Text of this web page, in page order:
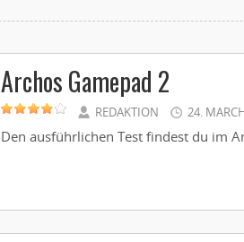
Archos Gamepad 2
REDAKTION 24.
Den ausführlichen Test findest du im